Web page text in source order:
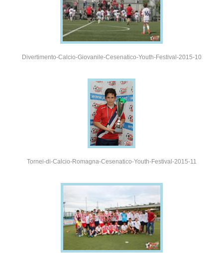
Divertimento-Calcio-Giovanile-Cesenatico-Youth-Festival-2015-10
Tornei-di-Calcio-Romagna-Cesenatico-Youth-Festival-2015-11